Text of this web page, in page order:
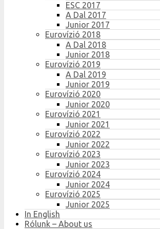
ESC 2017
A Dal 2017
Junior 2017
Eurovízió 2018
A Dal 2018
Junior 2018
Eurovízió 2019
A Dal 2019
Junior 2019
Eurovízió 2020
Junior 2020
Eurovízió 2021
Junior 2021
Eurovízió 2022
Junior 2022
Eurovízió 2023
Junior 2023
Eurovízió 2024
Junior 2024
Eurovízió 2025
Junior 2025
In English
Rólunk – About us